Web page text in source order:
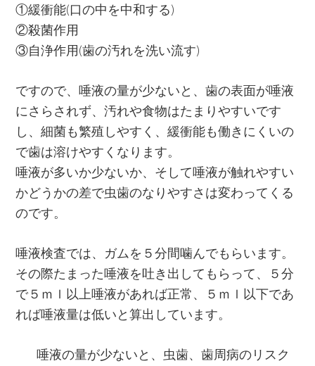
①緩衝能(口の中を中和する)
②殺菌作用
③自浄作用(歯の汚れを洗い流す)
ですので、唾液の量が少ないと、歯の表面が唾液
にさらされず、汚れや食物はたまりやすいです
し、細菌も繁殖しやすく、緩衝能も働きにくいの
で歯は溶けやすくなります。
唾液が多いか少ないか、そして唾液が触れやすい
かどうかの差で虫歯のなりやすさは変わってくる
のです。
唾液検査では、ガムを５分間噛んでもらいます。
その際たまった唾液を吐き出してもらって、５分
で５ｍｌ以上唾液があれば正常、５ｍｌ以下であ
れば唾液量は低いと算出しています。
唾液の量が少ないと、虫歯、歯周病のリスク